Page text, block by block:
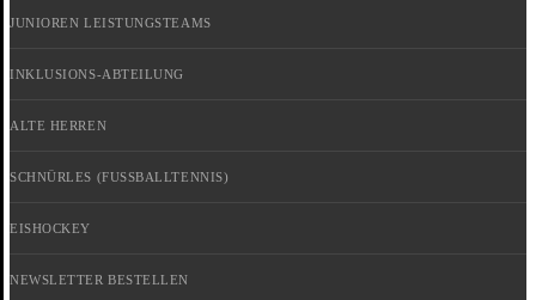
JUNIOREN LEISTUNGSTEAMS
INKLUSIONS-ABTEILUNG
ALTE HERREN
SCHNÜRLES (FUSSBALLTENNIS)
EISHOCKEY
NEWSLETTER BESTELLEN